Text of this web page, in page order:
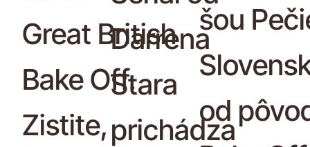
Great British
Bake Off.
Zistite,
Darrena
Stara
prichádza
šou
od